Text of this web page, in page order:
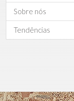
Sobre nós
Tendências